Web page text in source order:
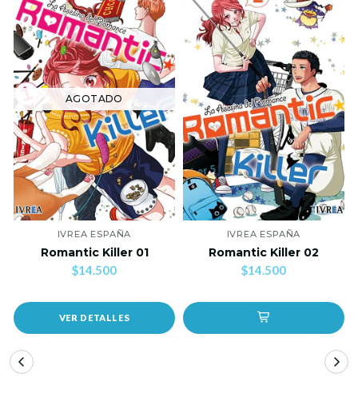
AGOTADO
IVREA ESPAÑA
Romantic Killer 01
$14.500
VER DETALLES
IVREA ESPAÑA
Romantic Killer 02
$14.500